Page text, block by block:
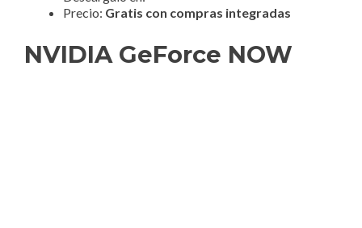
Precio: Gratis con compras integradas
NVIDIA GeForce NOW